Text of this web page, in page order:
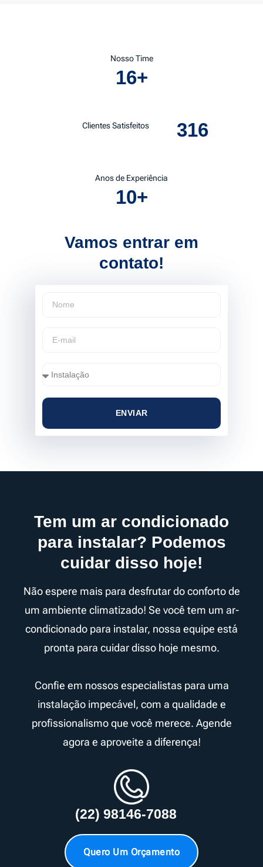
Nosso Time
16+
Clientes Satisfeitos 316
Anos de Experiência
10+
Vamos entrar em
contato!
ENVIAR
Tem um ar condicionado
para instalar? Podemos
cuidar disso hoje!
Não espere mais para desfrutar do conforto de
um ambiente climatizado! Se você tem um ar-
condicionado para instalar, nossa equipe está
pronta para cuidar disso hoje mesmo.
Confie em nossos especialistas para uma
instalação impecável, com a qualidade e
profissionalismo que você merece. Agende
agora e aproveite a diferença!
(22) 98146-7088
Quero Um Orçamento